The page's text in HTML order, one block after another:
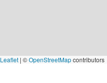
Leaflet | ©OpenStreetMapcontributors